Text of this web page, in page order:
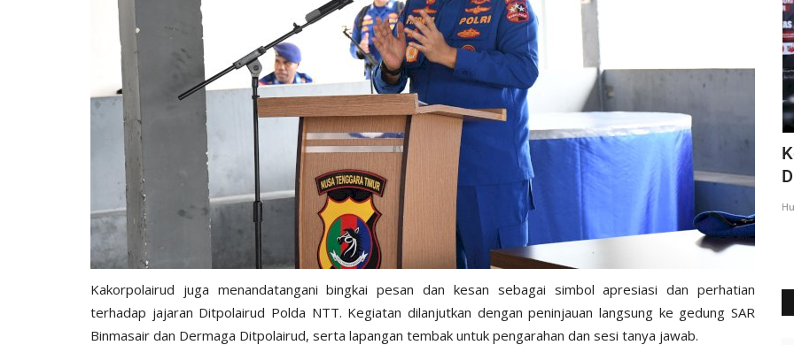
Kakorpolairud juga menandatangani bingkai pesan dan kesan sebagai simbol apresiasi dan perhatian
terhadap jajaran Ditpolairud Polda NTT. Kegiatan dilanjutkan dengan peninjauan langsung ke gedung SAR
Binmasair dan Dermaga Ditpolairud, serta lapangan tembak untuk pengarahan dan sesi tanya jawab.
Patroli Malam Hari, Sat Lantas Polres
Lembata Berikan Pesan...
Humas Polres Lembata Feb 23, 2023 823
Peringati Hari Kartini, Kompolnas:
Kesamaan Pandangan Modal...
Humas Polres Lembata